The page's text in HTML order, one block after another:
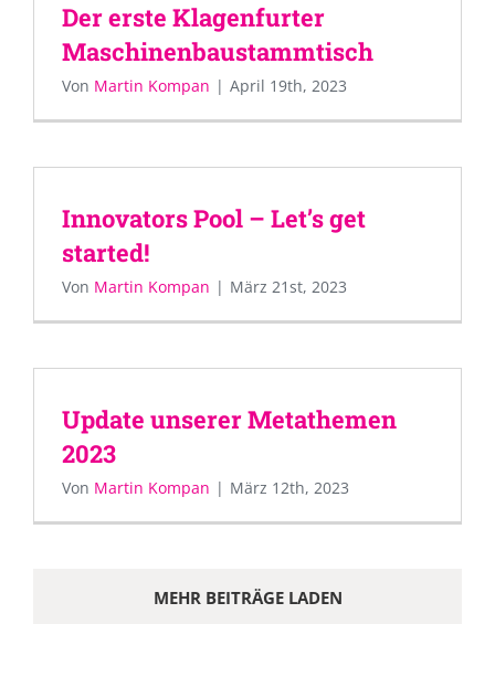
Der erste Klagenfurter
Maschinenbaustammtisch
Von Martin Kompan | April 19th, 2023
Innovators Pool – Let’s get
started!
Von Martin Kompan | März 21st, 2023
Update unserer Metathemen
2023
Von Martin Kompan | März 12th, 2023
MEHR BEITRÄGE LADEN